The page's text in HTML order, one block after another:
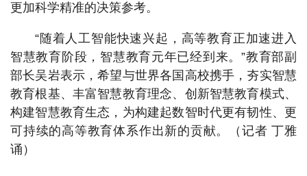
更加科学精准的决策参考。
“随着人工智能快速兴起，高等教育正加速进入
智慧教育阶段，智慧教育元年已经到来。”教育部副
部长吴岩表示，希望与世界各国高校携手，夯实智慧
教育根基、丰富智慧教育理念、创新智慧教育模式、
构建智慧教育生态，为构建起数智时代更有韧性、更
可持续的高等教育体系作出新的贡献。（记者 丁雅
诵）